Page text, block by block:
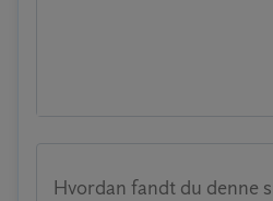
Hvordan fandt du denne